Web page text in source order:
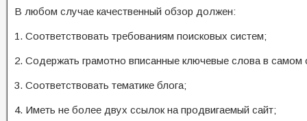
В любом случае качественный обзор должен:
1. Соответствовать требованиям поисковых систем;
2. Содержать грамотно вписанные ключевые слова в самом
3. Соответствовать тематике блога;
4. Иметь не более двух ссылок на продвигаемый сайт;